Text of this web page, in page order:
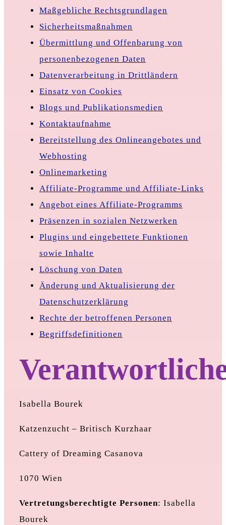
Maßgebliche Rechtsgrundlagen
Sicherheitsmaßnahmen
Übermittlung und Offenbarung von
personenbezogenen Daten
Datenverarbeitung in Drittländern
Einsatz von Cookies
Blogs und Publikationsmedien
Kontaktaufnahme
Bereitstellung des Onlineangebotes und
Webhosting
Onlinemarketing
Affiliate-Programme und Affiliate-Links
Angebot eines Affiliate-Programms
Präsenzen in sozialen Netzwerken
Plugins und eingebettete Funktionen
sowie Inhalte
Löschung von Daten
Änderung und Aktualisierung der
Datenschutzerklärung
Rechte der betroffenen Personen
Begriffsdefinitionen
Isabella Bourek
Katzenzucht – Britisch Kurzhaar
Cattery of Dreaming Casanova
1070 Wien
Vertretungsberechtigte Personen: Isabella
Bourek